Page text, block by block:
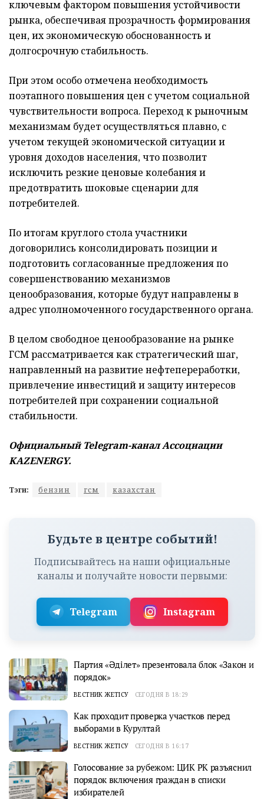
ключевым фактором повышения устойчивости
рынка, обеспечивая прозрачность формирования
цен, их экономическую обоснованность и
долгосрочную стабильность.
При этом особо отмечена необходимость
поэтапного повышения цен с учетом социальной
чувствительности вопроса. Переход к рыночным
механизмам будет осуществляться плавно, с
учетом текущей экономической ситуации и
уровня доходов населения, что позволит
исключить резкие ценовые колебания и
предотвратить шоковые сценарии для
потребителей.
По итогам круглого стола участники
договорились консолидировать позиции и
подготовить согласованные предложения по
совершенствованию механизмов
ценообразования, которые будут направлены в
адрес уполномоченного государственного органа.
В целом свободное ценообразование на рынке
ГСМ рассматривается как стратегический шаг,
направленный на развитие нефтепереработки,
привлечение инвестиций и защиту интересов
потребителей при сохранении социальной
стабильности.
Официальный Telegram-канал Ассоциации
KAZENERGY.
Тэги: бензин гсм казахстан
Будьте в центре событий!
Подписывайтесь на наши официальные
каналы и получайте новости первыми:
Telegram Instagram
Партия «Әділет» презентовала блок «Закон и
порядок»
ВЕСТНИК ЖЕТІСУ СЕГОДНЯ В 18:29
Как проходит проверка участков перед
выборами в Курултай
ВЕСТНИК ЖЕТІСУ СЕГОДНЯ В 16:17
Голосование за рубежом: ЦИК РК разъяснил
порядок включения граждан в списки
избирателей